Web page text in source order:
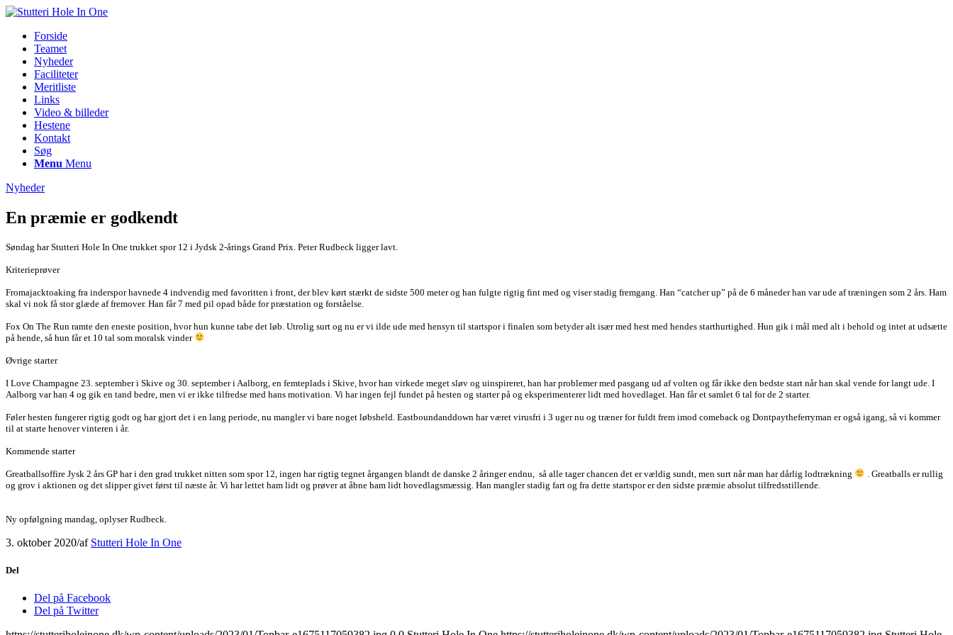
Forside
Teamet
Nyheder
Faciliteter
Meritliste
Links
Video & billeder
Hestene
Kontakt
Søg
Menu Menu
Nyheder
En præmie er godkendt
Søndag har Stutteri Hole In One trukket spor 12 i Jydsk 2-årings Grand Prix. Peter Rudbeck ligger lavt.
Kriterieprøver
Fromajacktoaking fra inderspor havnede 4 indvendig med favoritten i front, der blev kørt stærkt de sidste 500 meter og han fulgte rigtig fint med og viser stadig fremgang. Han “catcher up” på de 6 måneder han var ude af træningen som 2 års. Ham
skal vi nok få stor glæde af fremover. Han får 7 med pil opad både for præstation og forståelse.
Fox On The Run ramte den eneste position, hvor hun kunne tabe det løb. Utrolig surt og nu er vi ilde ude med hensyn til startspor i finalen som betyder alt især med hest med hendes starthurtighed. Hun gik i mål med alt i behold og intet at udsætte
på hende, så hun får et 10 tal som moralsk vinder
Øvrige starter
I Love Champagne 23. september i Skive og 30. september i Aalborg, en femteplads i Skive, hvor han virkede meget sløv og uinspireret, han har problemer med pasgang ud af volten og får ikke den bedste start når han skal vende for langt ude. I
Aalborg var han 4 og gik en tand bedre, men vi er ikke tilfredse med hans motivation. Vi har ingen fejl fundet på hesten og starter på og eksperimenterer lidt med hovedlaget. Han får et samlet 6 tal for de 2 starter.
Føler hesten fungerer rigtig godt og har gjort det i en lang periode, nu mangler vi bare noget løbsheld. Eastboundanddown har været virusfri i 3 uger nu og træner for fuldt frem imod comeback og Dontpaytheferryman er også igang, så vi kommer
til at starte henover vinteren i år.
Kommende starter
Greatballsoffire Jysk 2 års GP har i den grad trukket nitten som spor 12, ingen har rigtig tegnet årgangen blandt de danske 2 åringer endnu, så alle tager chancen det er vældig sundt, men surt når man har dårlig lodtrækning
. Greatballs er rullig
og grov i aktionen og det slipper givet først til næste år. Vi har lettet ham lidt og prøver at åbne ham lidt hovedlagsmæssig. Han mangler stadig fart og fra dette startspor er den sidste præmie absolut tilfredsstillende.
Ny opfølgning mandag, oplyser Rudbeck.
3. oktober 2020/af Stutteri Hole In One
Del
Del på Facebook
Del på Twitter